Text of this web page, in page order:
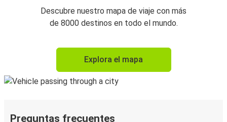
Descubre nuestro mapa de viaje con más
de 8000 destinos en todo el mundo.
Explora el mapa
Preguntas frecuentes